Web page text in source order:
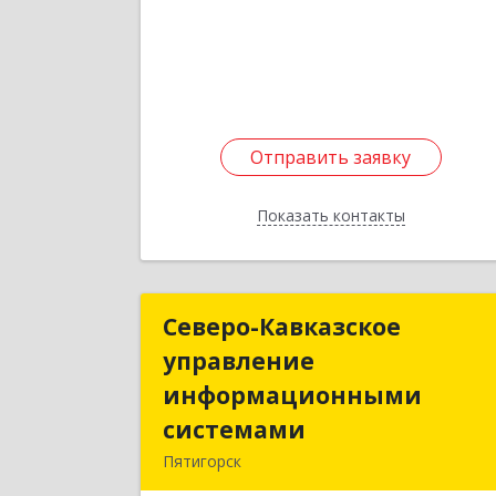
Отправить заявку
Показать контакты
Отправить заявку
Назад
Северо-Кавказское
управление
информационными
системами
Пятигорск
Северо-Кавказское
информационными